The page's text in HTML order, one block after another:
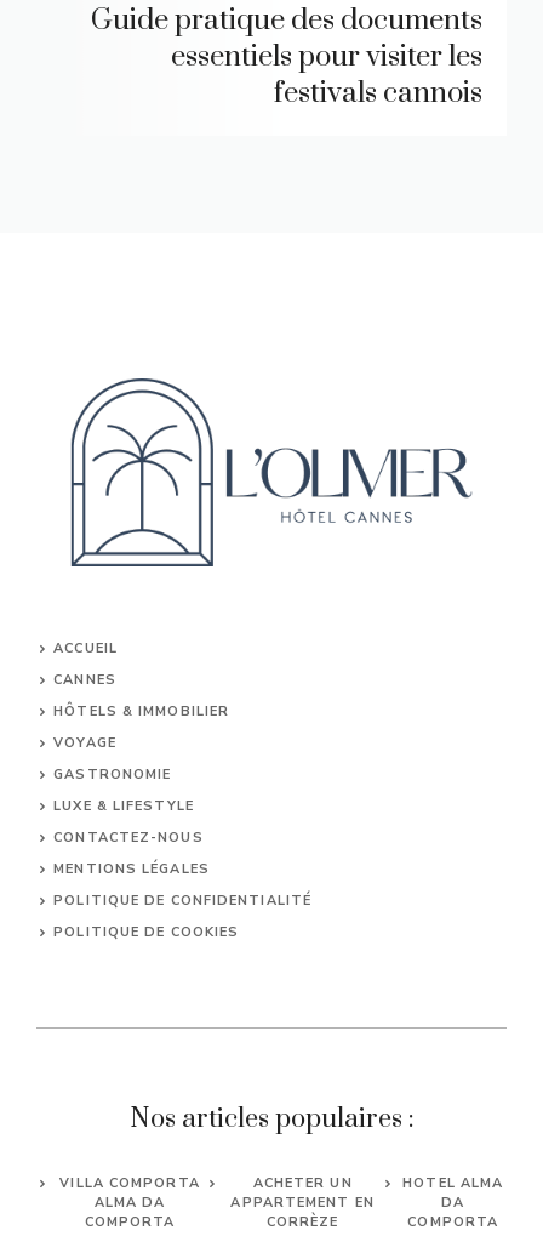
Guide pratique des documents
essentiels pour visiter les
festivals cannois
ACCUEIL
CANNES
HÔTELS & IMMOBILIER
VOYAGE
GASTRONOMIE
LUXE & LIFESTYLE
CONTACTEZ-NOUS
MENTIONS LÉGALES
POLITIQUE DE CONFIDENTIALITÉ
POLITIQUE DE COOKIES
Nos articles populaires :
VILLA COMPORTA
ALMA DA
COMPORTA
ACHETER UN
APPARTEMENT EN
CORRÈZE
HOTEL ALMA
DA
COMPORTA